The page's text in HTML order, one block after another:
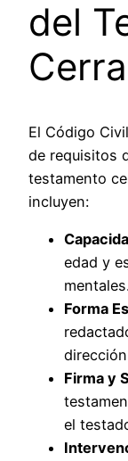
del
El Código
de requisitos
testamento
incluyen:
edad y
Forma
Firma y
el